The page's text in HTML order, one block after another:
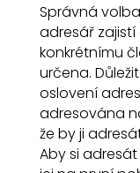
Správná
adresář
konkrétnímu
určena.
oslovení
adresována
že by ji
Aby si